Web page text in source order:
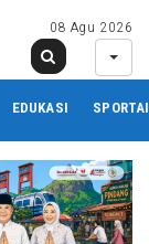
08 Agu 2026
EDUKASI